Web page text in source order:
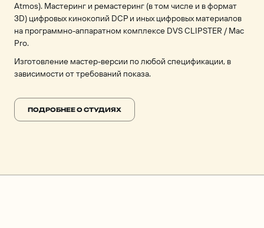
Atmos). Мастеринг и ремастеринг (в том числе и в формат
3D) цифровых кинокопий DCP и иных цифровых материалов
на программно-аппаратном комплексе DVS CLIPSTER / Mac
Pro.
Изготовление мастер-версии по любой спецификации, в
зависимости от требований показа.
ПОДРОБНЕЕ О СТУДИЯХ